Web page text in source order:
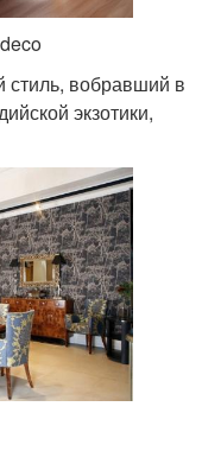
вобравший в
экзотики,